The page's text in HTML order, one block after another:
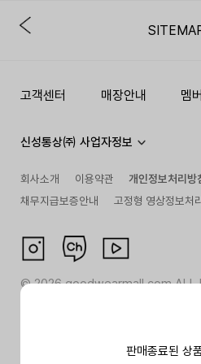
판매종료된 상
고객센터 매장안내 멤
신성통상㈜ 사업자정보
회사소개 이용약관
개인정보처리방
채무지급보증안내
고정형 영상정보처
©2026goodwearmall.com ALL